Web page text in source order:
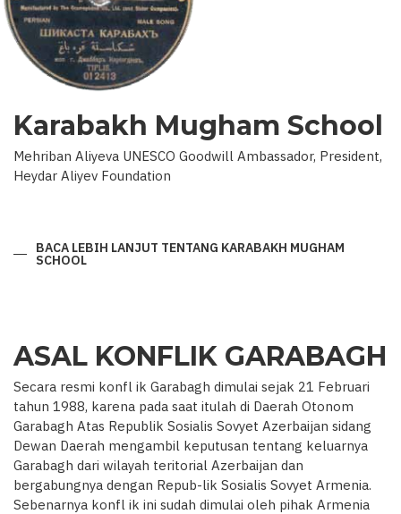
Karabakh Mugham School
Mehriban Aliyeva UNESCO Goodwill Ambassador, President,
Heydar Aliyev Foundation
BACA LEBIH LANJUT TENTANG KARABAKH MUGHAM
SCHOOL
ASAL KONFLIK GARABAGH
Secara resmi konfl ik Garabagh dimulai sejak 21 Februari
tahun 1988, karena pada saat itulah di Daerah Otonom
Garabagh Atas Republik Sosialis Sovyet Azerbaijan sidang
Dewan Daerah mengambil keputusan tentang keluarnya
Garabagh dari wilayah teritorial Azerbaijan dan
bergabungnya dengan Repub-lik Sosialis Sovyet Armenia.
Sebenarnya konfl ik ini sudah dimulai oleh pihak Armenia